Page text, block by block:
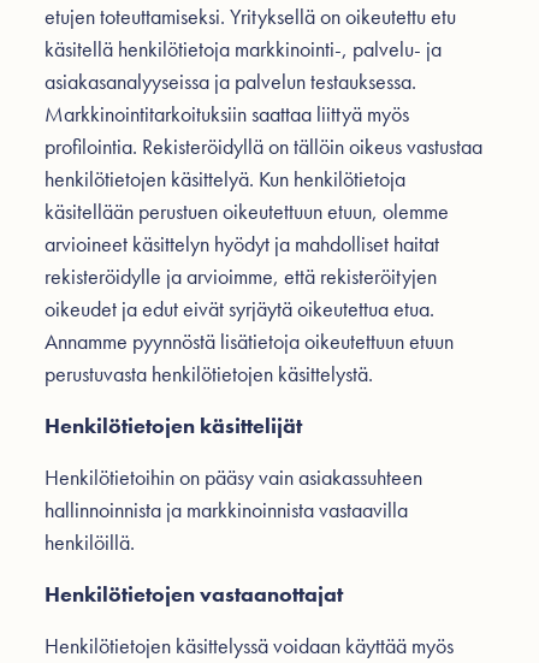
etujen toteuttamiseksi. Yrityksellä on oikeutettu etu
käsitellä henkilötietoja markkinointi-, palvelu- ja
asiakasanalyyseissa ja palvelun testauksessa.
Markkinointitarkoituksiin saattaa liittyä myös
profilointia. Rekisteröidyllä on tällöin oikeus vastustaa
henkilötietojen käsittelyä. Kun henkilötietoja
käsitellään perustuen oikeutettuun etuun, olemme
arvioineet käsittelyn hyödyt ja mahdolliset haitat
rekisteröidylle ja arvioimme, että rekisteröityjen
oikeudet ja edut eivät syrjäytä oikeutettua etua.
Annamme pyynnöstä lisätietoja oikeutettuun etuun
perustuvasta henkilötietojen käsittelystä.
Henkilötietojen käsittelijät
Henkilötietoihin on pääsy vain asiakassuhteen
hallinnoinnista ja markkinoinnista vastaavilla
henkilöillä.
Henkilötietojen vastaanottajat
Henkilötietojen käsittelyssä voidaan käyttää myös